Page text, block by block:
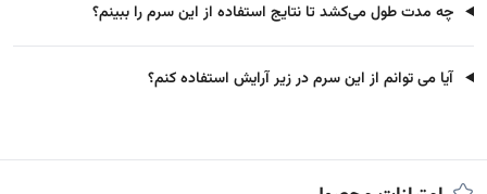
چه مدت طول می‌کشد تا نتایج استفاده از این سرم را ببینم؟
آیا می توانم از این سرم در زیر آرایش استفاده کنم؟